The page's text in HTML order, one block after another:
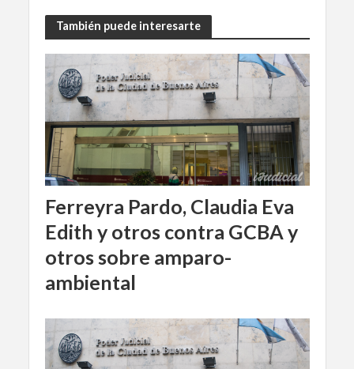
También puede interesarte
Ferreyra Pardo, Claudia Eva
Edith y otros contra GCBA y
otros sobre amparo-
ambiental